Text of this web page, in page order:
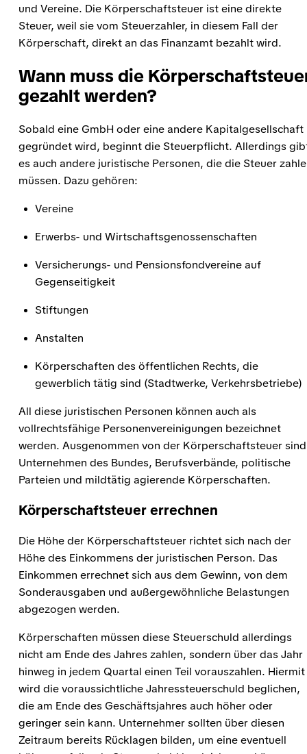
und Vereine. Die Körperschaftsteuer ist eine direkte
Steuer, weil sie vom Steuerzahler, in diesem Fall der
Körperschaft, direkt an das Finanzamt bezahlt wird.
Wann muss die
gezahlt werden?
Sobald eine GmbH oder eine andere Kapitalgesellschaft
gegründet wird, beginnt die Steuerpflicht. Allerdings
es auch andere juristische Personen, die die Steuer
müssen. Dazu gehören:
Vereine
Erwerbs- und Wirtschaftsgenossenschaften
Versicherungs- und Pensionsfondvereine auf
Gegenseitigkeit
Stiftungen
Anstalten
Körperschaften des öffentlichen Rechts, die
gewerblich tätig sind (Stadtwerke, Verkehrsbetriebe)
All diese juristischen Personen können auch als
vollrechtsfähige Personenvereinigungen bezeichnet
werden. Ausgenommen von der Körperschaftsteuer sind
Unternehmen des Bundes, Berufsverbände, politische
Parteien und mildtätig agierende Körperschaften.
Körperschaftsteuer errechnen
Die Höhe der Körperschaftsteuer richtet sich nach der
Höhe des Einkommens der juristischen Person. Das
Einkommen errechnet sich aus dem Gewinn, von dem
Sonderausgaben und außergewöhnliche Belastungen
abgezogen werden.
Körperschaften müssen diese Steuerschuld allerdings
nicht am Ende des Jahres zahlen, sondern über das Jahr
hinweg in jedem Quartal einen Teil vorauszahlen. Hiermit
wird die voraussichtliche Jahressteuerschuld beglichen,
die am Ende des Geschäftsjahres auch höher oder
geringer sein kann. Unternehmer sollten über diesen
Zeitraum bereits Rücklagen bilden, um eine eventuell